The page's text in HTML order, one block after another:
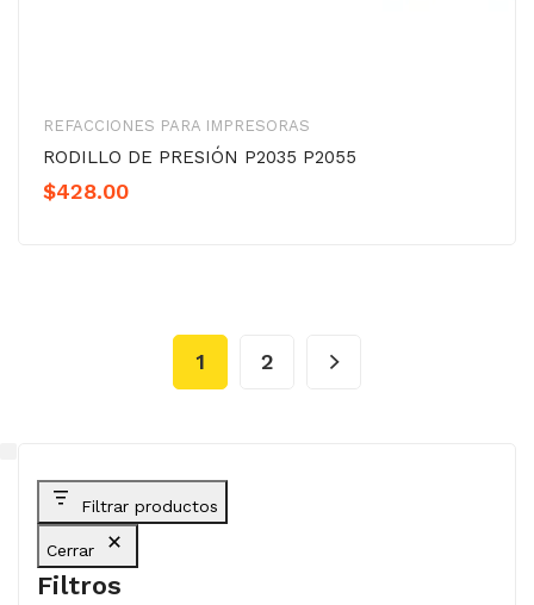
REFACCIONES PARA IMPRESORAS
RODILLO DE PRESIÓN P2035 P2055
$428.00
1 2
Filtrar productos
Cerrar
Filtros